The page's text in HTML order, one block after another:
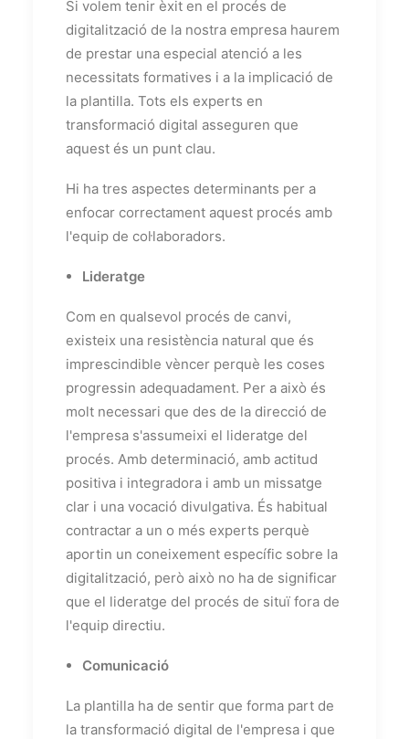
Si volem tenir èxit en el procés de
digitalització de la nostra empresa haurem
de prestar una especial atenció a les
necessitats formatives i a la implicació de
la plantilla. Tots els experts en
transformació digital asseguren que
aquest és un punt clau.
Hi ha tres aspectes determinants per a
enfocar correctament aquest procés amb
l'equip de col·laboradors.
Lideratge
Com en qualsevol procés de canvi,
existeix una resistència natural que és
imprescindible vèncer perquè les coses
progressin adequadament. Per a això és
molt necessari que des de la direcció de
l'empresa s'assumeixi el lideratge del
procés. Amb determinació, amb actitud
positiva i integradora i amb un missatge
clar i una vocació divulgativa. És habitual
contractar a un o més experts perquè
aportin un coneixement específic sobre la
digitalització, però això no ha de significar
que el lideratge del procés de situï fora de
l'equip directiu.
Comunicació
La plantilla ha de sentir que forma part de
la transformació digital de l'empresa i que